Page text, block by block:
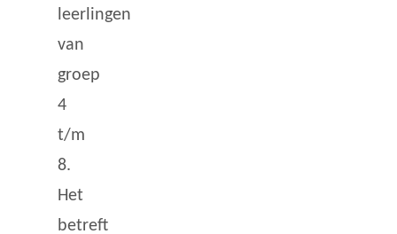
leerlingen
van
groep
4
t/m
8.
Het
betreft